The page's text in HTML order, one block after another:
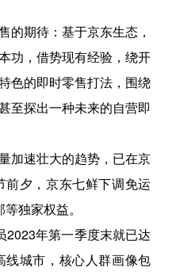
的期待：基于京东生态，
功，借势现有经验，绕开
色的即时零售打法，围绕
至探出一种未来的自营即
加速壮大的趋势，已在京
夕，京东七鲜下调免运
独家权益。
2023年第一季度末就已达
城市，核心人群画像包